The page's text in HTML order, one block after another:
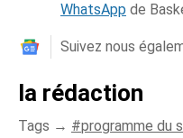
WhatsApp de
Suivez nous
la rédaction
Tags → programme du